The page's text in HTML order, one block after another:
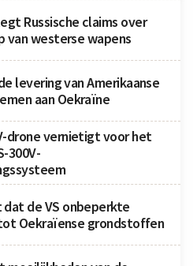
Russische claims over
van westerse wapens
levering van Amerikaanse
aan Oekraïne
drone vernietigt voor het
300V-
de VS onbeperkte
Oekraïense grondstoffen